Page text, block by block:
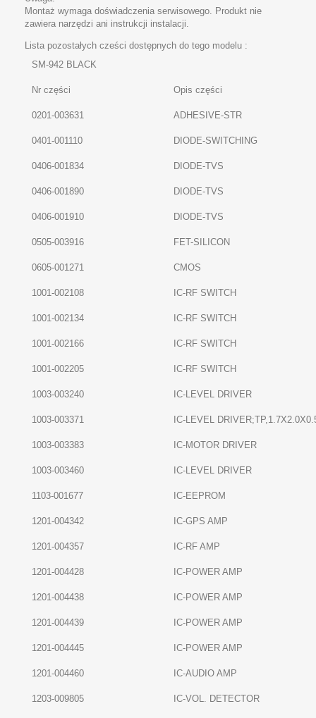
Montaż wymaga doświadczenia serwisowego. Produkt nie
zawiera narzędzi ani instrukcji instalacji.
Lista pozostałych cześci dostępnych do tego modelu :
SM-942 BLACK
Nr części Opis części
0201-003631 ADHESIVE-STR
0401-001110 DIODE-SWITCHING
0406-001834 DIODE-TVS
0406-001890 DIODE-TVS
0406-001910 DIODE-TVS
0505-003916 FET-SILICON
0605-001271 CMOS
1001-002108 IC-RF SWITCH
1001-002134 IC-RF SWITCH
1001-002166 IC-RF SWITCH
1001-002205 IC-RF SWITCH
1003-003240 IC-LEVEL DRIVER
1003-003371 IC-LEVEL
1003-003383 IC-MOTOR DRIVER
1003-003460 IC-LEVEL DRIVER
1103-001677 IC-EEPROM
1201-004342 IC-GPS AMP
1201-004357 IC-RF AMP
1201-004428 IC-POWER AMP
1201-004438 IC-POWER AMP
1201-004439 IC-POWER AMP
1201-004445 IC-POWER AMP
1201-004460 IC-AUDIO AMP
1203-009805 IC-VOL. DETECTOR